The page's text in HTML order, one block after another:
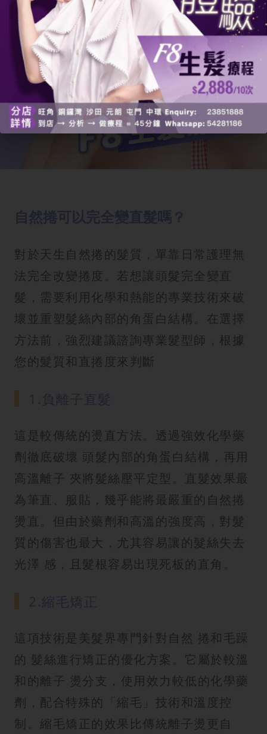
對於天生自然捲的髮質，單靠日常護理無
法完全改變捲度。若想讓頭髮完全變直
髮，需要利用化學和熱能的專業技術來破
壞並重塑髮絲內部的角蛋白結構。在選擇
方法前，強烈建議諮詢專業髮型師，根據
您的髮質和直捲度來判斷
這是較傳統的燙直方法。透過強效化學藥
劑徹底破壞 頭髮內部的角蛋白結構，再用
高溫離子 夾將髮絲壓平定型。直髮效果最
為筆直、服貼，幾乎能將最嚴重的自然捲
燙直。但由於藥劑和高溫的強度高，對髮
質的傷害也最大，尤其容易讓的髮絲失去
光澤 感，且髮根容易出現死板的直角。
這項技術是美髮界專門針對自然 捲和毛躁
的 髮絲進行矯正的優化方案。它屬於較溫
和的離子 燙分支，使用效力較低的化學藥
劑，配合特殊的「縮毛」技術和溫度控
制。縮毛矯正的效果比傳統離子燙更自